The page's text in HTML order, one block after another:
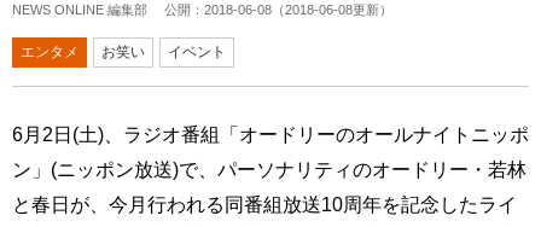
NEWS ONLINE 編集部 公開： 2018-06-08 （2018-06-08更新）
エンタメ お笑い イベント
6月2日(土)、ラジオ番組「オードリーのオールナイトニッポ
ン」(ニッポン放送)で、パーソナリティのオードリー・若林
と春日が、今月行われる同番組放送10周年を記念したライ